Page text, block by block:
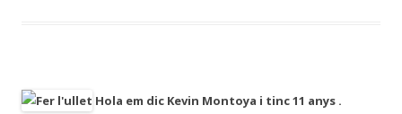
Hola em dic Kevin Montoya i tinc 11 anys .